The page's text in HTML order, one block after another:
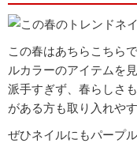
この春はあちらこちら
ルカラーのアイテムを
派手すぎず、春らしさ
がある方も取り入れや
ぜひネイルにもパープ